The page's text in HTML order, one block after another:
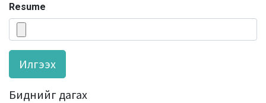
Resume
Илгээх
Биднийг дагах